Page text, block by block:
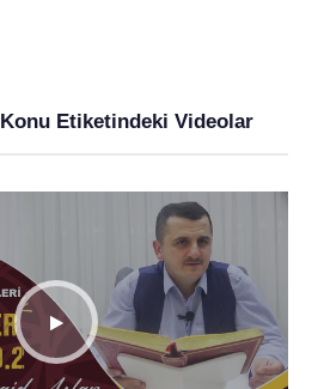
Konu Etiketindeki Videolar